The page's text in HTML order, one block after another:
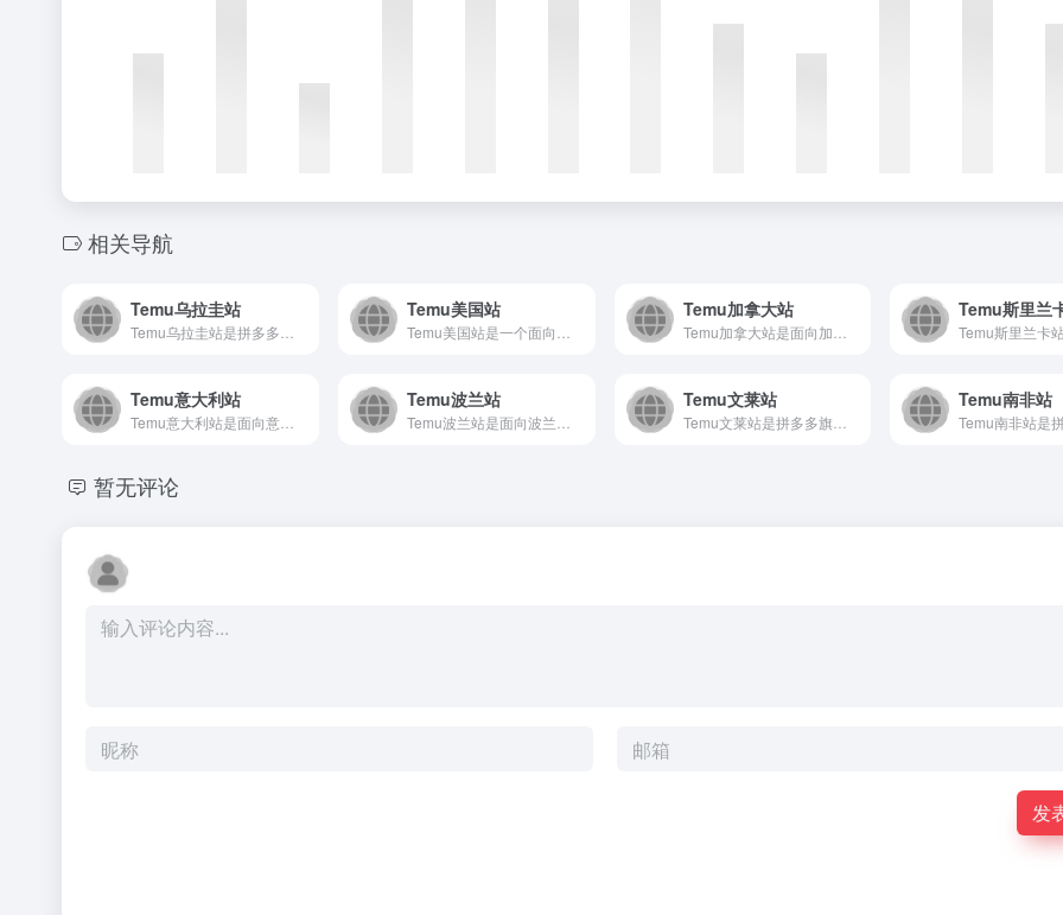
相关导航
Temu乌拉圭站 Temu美国站 Temu加拿大站 Temu斯里兰
Temu意大利站 Temu波兰站 Temu文莱站
Temu文莱站是拼多多旗下跨境电商平台，为文莱用户提供涵盖服...
Temu南非站
暂无评论
发